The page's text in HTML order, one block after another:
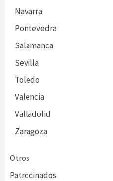
Navarra
Pontevedra
Salamanca
Sevilla
Toledo
Valencia
Valladolid
Zaragoza
Otros
Patrocinados